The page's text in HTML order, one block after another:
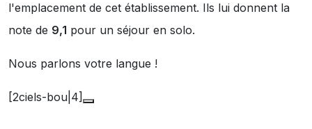
l'emplacement de cet établissement. Ils lui donnent la
note de 9,1 pour un séjour en solo.
Nous parlons votre langue !
[2ciels-bou|4]